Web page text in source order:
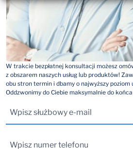
W trakcie bezpłatnej konsultacji możesz
z obszarem naszych usług lub produktów!
obu stron termin i dbamy o najwyższy poziom
Oddzwonimy do Ciebie maksymalnie do